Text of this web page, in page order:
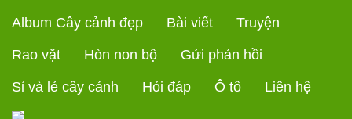
Album Cây cảnh đẹp Bài viết Truyện
Rao vặt Hòn non bộ Gửi phản hồi
Sỉ và lẻ cây cảnh Hỏi đáp Ô tô Liên hệ